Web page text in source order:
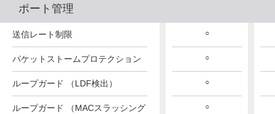
ポート管理
送信レート制限
パケットストームプロテクション
ループガード （LDF検出）
ループガード （MACスラッシング
○
○
○
○